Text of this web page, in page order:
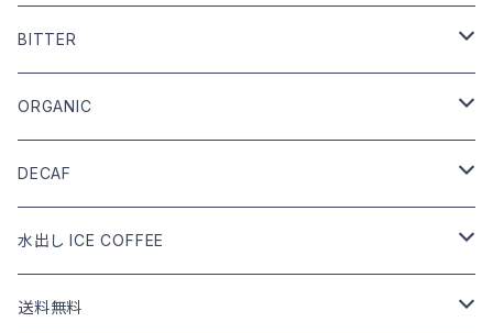
COFFEE BEANS
DRIP COFFEE
DRIP COFFEE mix
BITTER
COFFEE BEANS
DRIP COFFEE
DRIP COFFEE mix
ORGANIC
COFFEE BEANS
DRIP COFFEE
DRIP COFFEE mix
DECAF
COFFEE BEANS
DRIP COFFEE
水出し ICE COFFEE
カフェインあり
送料無料